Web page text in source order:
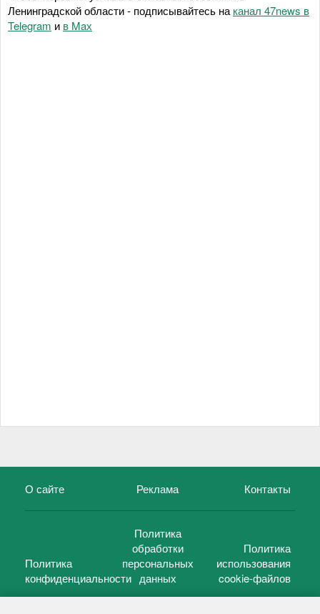
Ленинградской области - подписывайтесь на канал 47news в
Telegram и в Maх
О сайте Реклама Контакты
Политика
конфиденциальности
Политика
обработки
персональных
данных
Политика
использования
cookie-файлов